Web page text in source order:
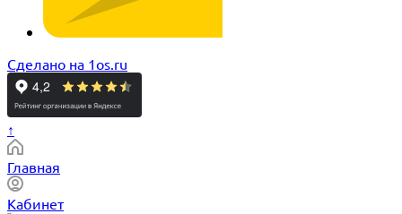
Сделано на 1os.ru
↑
Главная
Кабинет